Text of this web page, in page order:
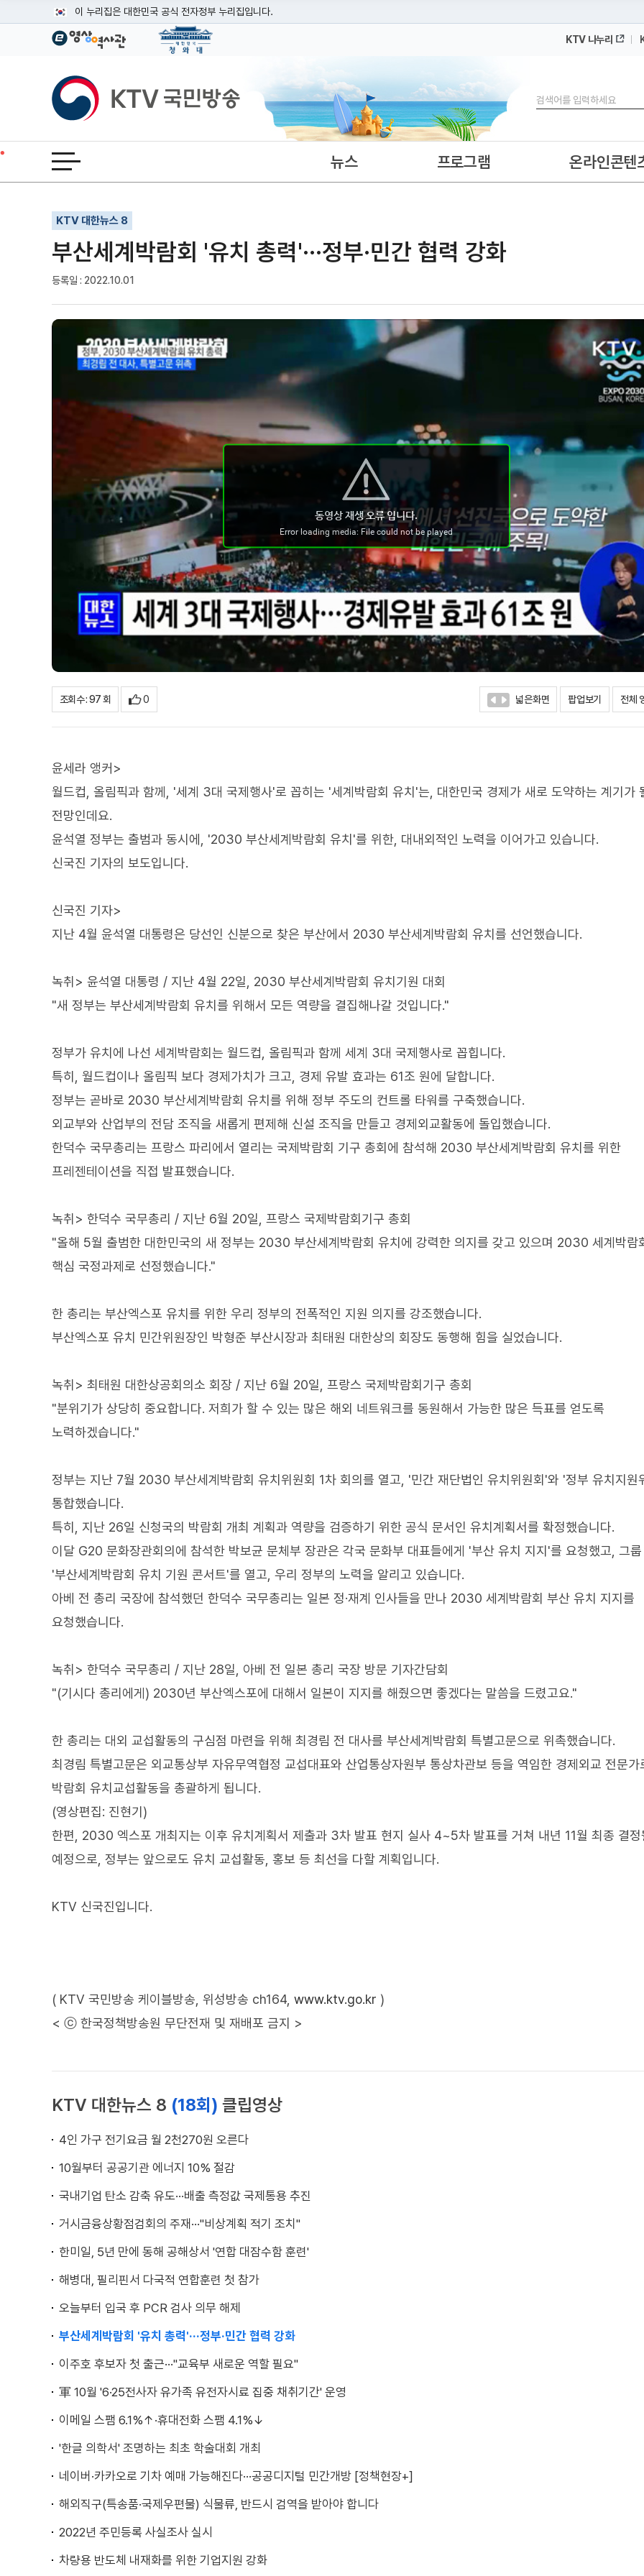
이 누리집은 대한민국 공식 전자정부 누리집입니다.
공식 누리집 주소 확인하기
이밖에 or.kr 또는 .kr등 다른 도메인 주소를 사용하고 있다면 아래 URL에서 도메인 주소를 확인해 보세요
운영중인 공식 누리집보기
KTV 나누리
KTV국민방송
검색
전체메뉴 열기 뉴스 프로그램 온라인콘텐
KTV 대한뉴스 8
부산세계박람회 '유치 총력'···정부·민간 협력 강화
등록일 : 2022.10.01
기사인쇄
글자확대
글자축소
조회수 : 97 회 0 넓은화면 팝업보기 전체
윤세라 앵커>
월드컵, 올림픽과 함께, '세계 3대 국제행사'로 꼽히는 '세계박람회 유치'는, 대한민국 경제가 새로 도약하는 계기가
전망인데요.
윤석열 정부는 출범과 동시에, '2030 부산세계박람회 유치'를 위한, 대내외적인 노력을 이어가고 있습니다.
신국진 기자의 보도입니다.
신국진 기자>
지난 4월 윤석열 대통령은 당선인 신분으로 찾은 부산에서 2030 부산세계박람회 유치를 선언했습니다.
녹취> 윤석열 대통령 / 지난 4월 22일, 2030 부산세계박람회 유치기원 대회
"새 정부는 부산세계박람회 유치를 위해서 모든 역량을 결집해나갈 것입니다."
정부가 유치에 나선 세계박람회는 월드컵, 올림픽과 함께 세계 3대 국제행사로 꼽힙니다.
특히, 월드컵이나 올림픽 보다 경제가치가 크고, 경제 유발 효과는 61조 원에 달합니다.
정부는 곧바로 2030 부산세계박람회 유치를 위해 정부 주도의 컨트롤 타워를 구축했습니다.
외교부와 산업부의 전담 조직을 새롭게 편제해 신설 조직을 만들고 경제외교활동에 돌입했습니다.
한덕수 국무총리는 프랑스 파리에서 열리는 국제박람회 기구 총회에 참석해 2030 부산세계박람회 유치를 위한
프레젠테이션을 직접 발표했습니다.
녹취> 한덕수 국무총리 / 지난 6월 20일, 프랑스 국제박람회기구 총회
"올해 5월 출범한 대한민국의 새 정부는 2030 부산세계박람회 유치에 강력한 의지를 갖고 있으며 2030 세계박람
핵심 국정과제로 선정했습니다."
한 총리는 부산엑스포 유치를 위한 우리 정부의 전폭적인 지원 의지를 강조했습니다.
부산엑스포 유치 민간위원장인 박형준 부산시장과 최태원 대한상의 회장도 동행해 힘을 실었습니다.
녹취> 최태원 대한상공회의소 회장 / 지난 6월 20일, 프랑스 국제박람회기구 총회
"분위기가 상당히 중요합니다. 저희가 할 수 있는 많은 해외 네트워크를 동원해서 가능한 많은 득표를 얻도록
노력하겠습니다."
정부는 지난 7월 2030 부산세계박람회 유치위원회 1차 회의를 열고, '민간 재단법인 유치위원회'와 '정부 유치지원
통합했습니다.
특히, 지난 26일 신청국의 박람회 개최 계획과 역량을 검증하기 위한 공식 문서인 유치계획서를 확정했습니다.
이달 G20 문화장관회의에 참석한 박보균 문체부 장관은 각국 문화부 대표들에게 '부산 유치 지지'를 요청했고, 그
'부산세계박람회 유치 기원 콘서트'를 열고, 우리 정부의 노력을 알리고 있습니다.
아베 전 총리 국장에 참석했던 한덕수 국무총리는 일본 정·재계 인사들을 만나 2030 세계박람회 부산 유치 지지를
요청했습니다.
녹취> 한덕수 국무총리 / 지난 28일, 아베 전 일본 총리 국장 방문 기자간담회
"(기시다 총리에게) 2030년 부산엑스포에 대해서 일본이 지지를 해줬으면 좋겠다는 말씀을 드렸고요."
한 총리는 대외 교섭활동의 구심점 마련을 위해 최경림 전 대사를 부산세계박람회 특별고문으로 위촉했습니다.
최경림 특별고문은 외교통상부 자유무역협정 교섭대표와 산업통상자원부 통상차관보 등을 역임한 경제외교 전문가
박람회 유치교섭활동을 총괄하게 됩니다.
(영상편집: 진현기)
한편, 2030 엑스포 개최지는 이후 유치계획서 제출과 3차 발표 현지 실사 4~5차 발표를 거쳐 내년 11월 최종 결정
예정으로, 정부는 앞으로도 유치 교섭활동, 홍보 등 최선을 다할 계획입니다.
KTV 신국진입니다.
( KTV 국민방송 케이블방송, 위성방송 ch164, www.ktv.go.kr )
< ⓒ 한국정책방송원 무단전재 및 재배포 금지 >
KTV 대한뉴스 8 (18회) 클립영상
4인 가구 전기요금 월 2천270원 오른다
10월부터 공공기관 에너지 10% 절감
국내기업 탄소 감축 유도···배출 측정값 국제통용 추진
거시금융상황점검회의 주재···"비상계획 적기 조치"
한미일, 5년 만에 동해 공해상서 '연합 대잠수함 훈련'
해병대, 필리핀서 다국적 연합훈련 첫 참가
오늘부터 입국 후 PCR 검사 의무 해제
부산세계박람회 '유치 총력'···정부·민간 협력 강화
이주호 후보자 첫 출근···"교육부 새로운 역할 필요"
軍 10월 '6·25전사자 유가족 유전자시료 집중 채취기간' 운영
이메일 스팸 6.1%↑·휴대전화 스팸 4.1%↓
'한글 의학서' 조명하는 최초 학술대회 개최
네이버·카카오로 기차 예매 가능해진다···공공디지털 민간개방 [정책현장+]
해외직구(특송품·국제우편물) 식물류, 반드시 검역을 받아야 합니다
2022년 주민등록 사실조사 실시
차량용 반도체 내재화를 위한 기업지원 강화